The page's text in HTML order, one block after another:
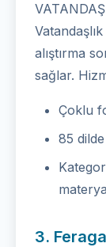
alıştırma
sağlar.
Çoklu
85
3.